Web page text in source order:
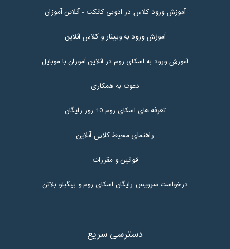
آموزش ورود کلاس در ادوبی کانکت - آنلاین آموزان
آموزش ورود به وبینار و کلاس آنلاین
آموزش ورود به اسکای روم در آنلاین آموزان با موبایل
دعوت به همکاری
تعرفه های اسکای روم 10 روز رایگان
راهنمای محیط کلاس آنلاین
قوانین و مقررات
درخواست سرویس رایگان اسکای روم و بیگبلو بلاتن
دسترسی سریع